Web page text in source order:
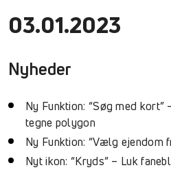
03.01.2023
Nyheder
Ny Funktion: “Søg med
tegne polygon
Ny Funktion: “Vælg ejendom
Nyt ikon: “Kryds” – Luk